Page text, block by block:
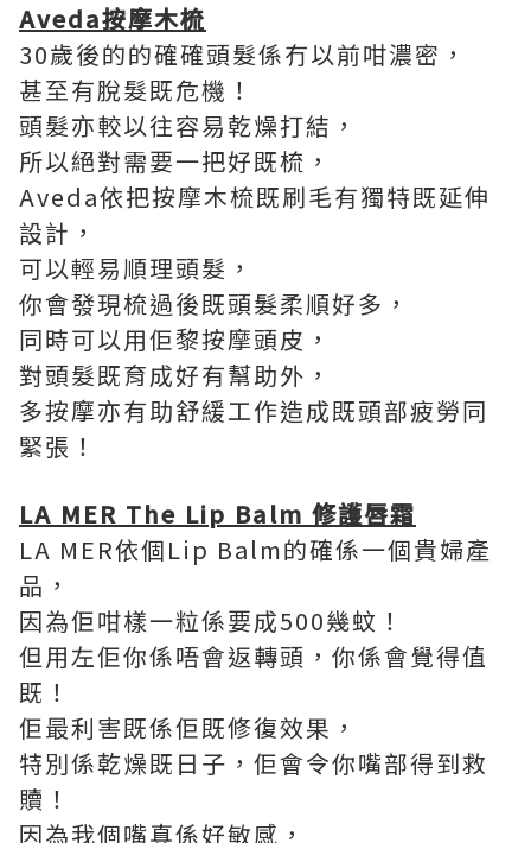
Aveda按摩木梳
30歲後的的確確頭髮係冇以前咁濃密，
甚至有脫髮既危機！
頭髮亦較以往容易乾燥打結，
所以絕對需要一把好既梳，
Aveda依把按摩木梳既刷毛有獨特既延伸
設計，
可以輕易順理頭髮，
你會發現梳過後既頭髮柔順好多，
同時可以用佢黎按摩頭皮，
對頭髮既育成好有幫助外，
多按摩亦有助舒緩工作造成既頭部疲勞同
緊張！
LA MER The Lip Balm 修護唇霜
LA MER依個Lip Balm的確係一個貴婦產
品，
因為佢咁樣一粒係要成500幾蚊！
但用左佢你係唔會返轉頭，你係會覺得值
既！
佢最利害既係佢既修復效果，
特別係乾燥既日子，佢會令你嘴部得到救
贖！
因為我個嘴真係好敏感，